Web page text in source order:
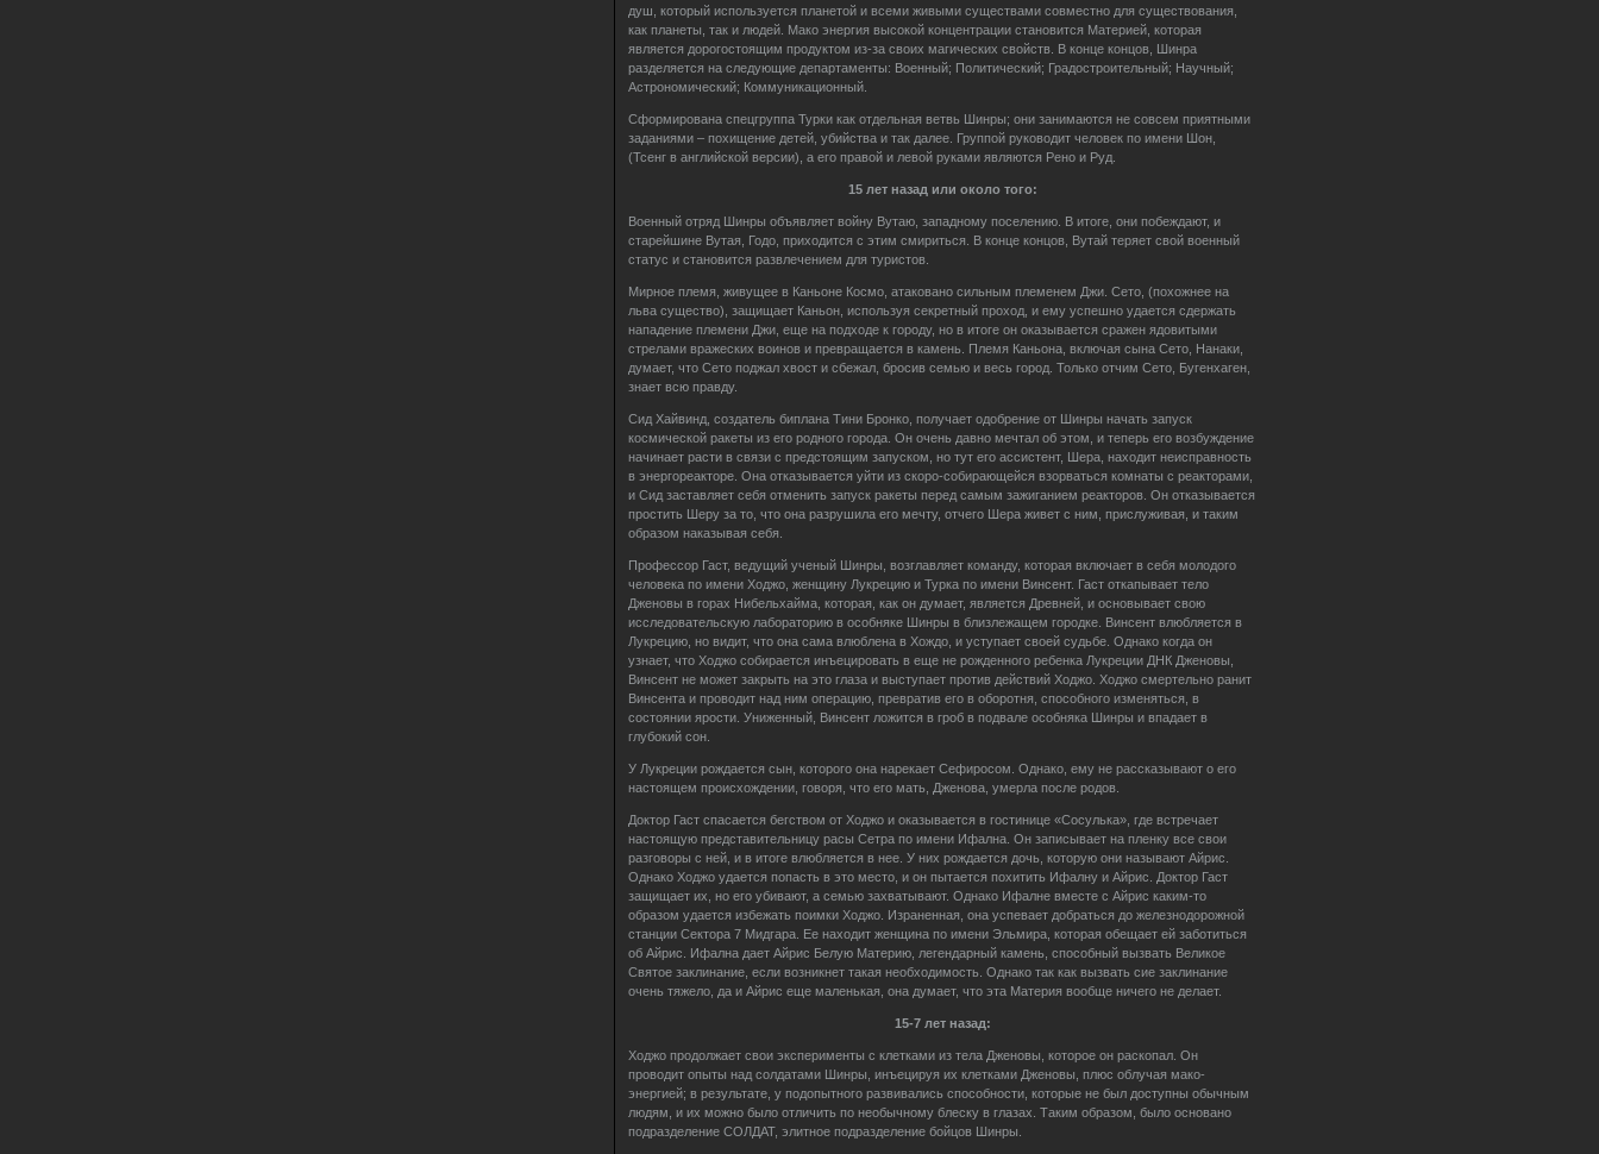
душ, который используется планетой и всеми живыми существами совместно для существования,
как планеты, так и людей. Мако энергия высокой концентрации становится Материей, которая
является дорогостоящим продуктом из-за своих магических свойств. В конце концов, Шинра
разделяется на следующие департаменты: Военный; Политический; Градостроительный; Научный;
Астрономический; Коммуникационный.
Сформирована спецгруппа Турки как отдельная ветвь Шинры; они занимаются не совсем приятными
заданиями – похищение детей, убийства и так далее. Группой руководит человек по имени Шон,
(Тсенг в английской версии), а его правой и левой руками являются Рено и Руд.
15 лет назад или около того:
Военный отряд Шинры объявляет войну Вутаю, западному поселению. В итоге, они побеждают, и
старейшине Вутая, Годо, приходится с этим смириться. В конце концов, Вутай теряет свой военный
статус и становится развлечением для туристов.
Мирное племя, живущее в Каньоне Космо, атаковано сильным племенем Джи. Сето, (похожнее на
льва существо), защищает Каньон, используя секретный проход, и ему успешно удается сдержать
нападение племени Джи, еще на подходе к городу, но в итоге он оказывается сражен ядовитыми
стрелами вражеских воинов и превращается в камень. Племя Каньона, включая сына Сето, Нанаки,
думает, что Сето поджал хвост и сбежал, бросив семью и весь город. Только отчим Сето, Бугенхаген,
знает всю правду.
Сид Хайвинд, создатель биплана Тини Бронко, получает одобрение от Шинры начать запуск
космической ракеты из его родного города. Он очень давно мечтал об этом, и теперь его возбуждение
начинает расти в связи с предстоящим запуском, но тут его ассистент, Шера, находит неисправность
в энергореакторе. Она отказывается уйти из скоро-собирающейся взорваться комнаты с реакторами,
и Сид заставляет себя отменить запуск ракеты перед самым зажиганием реакторов. Он отказывается
простить Шеру за то, что она разрушила его мечту, отчего Шера живет с ним, прислуживая, и таким
образом наказывая себя.
Профессор Гаст, ведущий ученый Шинры, возглавляет команду, которая включает в себя молодого
человека по имени Ходжо, женщину Лукрецию и Турка по имени Винсент. Гаст откапывает тело
Дженовы в горах Нибельхайма, которая, как он думает, является Древней, и основывает свою
исследовательскую лабораторию в особняке Шинры в близлежащем городке. Винсент влюбляется в
Лукрецию, но видит, что она сама влюблена в Хождо, и уступает своей судьбе. Однако когда он
узнает, что Ходжо собирается инъецировать в еще не рожденного ребенка Лукреции ДНК Дженовы,
Винсент не может закрыть на это глаза и выступает против действий Ходжо. Ходжо смертельно ранит
Винсента и проводит над ним операцию, превратив его в оборотня, способного изменяться, в
состоянии ярости. Униженный, Винсент ложится в гроб в подвале особняка Шинры и впадает в
глубокий сон.
У Лукреции рождается сын, которого она нарекает Сефиросом. Однако, ему не рассказывают о его
настоящем происхождении, говоря, что его мать, Дженова, умерла после родов.
Доктор Гаст спасается бегством от Ходжо и оказывается в гостинице «Сосулька», где встречает
настоящую представительницу расы Сетра по имени Ифална. Он записывает на пленку все свои
разговоры с ней, и в итоге влюбляется в нее. У них рождается дочь, которую они называют Айрис.
Однако Ходжо удается попасть в это место, и он пытается похитить Ифалну и Айрис. Доктор Гаст
защищает их, но его убивают, а семью захватывают. Однако Ифалне вместе с Айрис каким-то
образом удается избежать поимки Ходжо. Израненная, она успевает добраться до железнодорожной
станции Сектора 7 Мидгара. Ее находит женщина по имени Эльмира, которая обещает ей заботиться
об Айрис. Ифална дает Айрис Белую Материю, легендарный камень, способный вызвать Великое
Святое заклинание, если возникнет такая необходимость. Однако так как вызвать сие заклинание
очень тяжело, да и Айрис еще маленькая, она думает, что эта Материя вообще ничего не делает.
15-7 лет назад:
Ходжо продолжает свои эксперименты с клетками из тела Дженовы, которое он раскопал. Он
проводит опыты над солдатами Шинры, инъецируя их клетками Дженовы, плюс облучая мако-
энергией; в результате, у подопытного развивались способности, которые не был доступны обычным
людям, и их можно было отличить по необычному блеску в глазах. Таким образом, было основано
подразделение СОЛДАТ, элитное подразделение бойцов Шинры.